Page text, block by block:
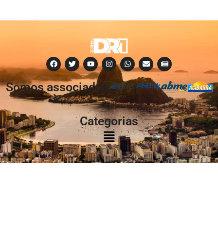
Somos associados
à:
Categorias